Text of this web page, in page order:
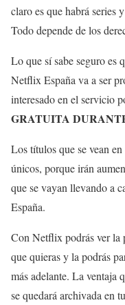
claro es que habrá series
Todo depende de los
Lo que sí sabe seguro es
Netflix España va a ser
interesado en el servicio
GRATUITA
Los títulos que se vean
únicos, porque irán
que se vayan llevando a
España.
Con Netflix podrás ver la
que quieras y la podrás
más adelante. La ventaja
se quedará archivada en